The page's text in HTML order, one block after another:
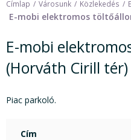
Címlap Városunk Közlekedés
E-mobi elektromos
E-mobi
(Horváth Cirill tér)
Piac parkoló.
Cím